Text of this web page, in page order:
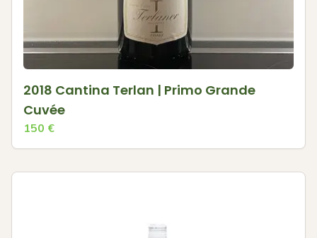
2018 Cantina Terlan | Primo Grande
Cuvée
150 €